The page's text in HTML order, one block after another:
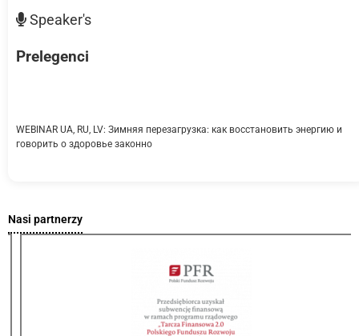
Speaker's
Prelegenci
WEBINAR UA, RU, LV: Зимняя перезагрузка: как восстановить энергию и
говорить о здоровье законно
Nasi partnerzy